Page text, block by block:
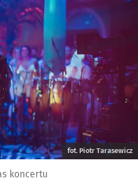
fot. Piotr Tarasewicz
koncertu